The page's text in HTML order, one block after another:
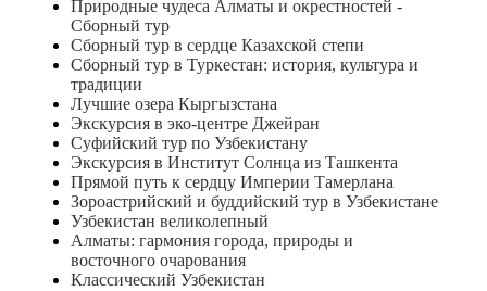
Природные чудеса Алматы и окрестностей -
Сборный тур
Сборный тур в сердце Казахской степи
Сборный тур в Туркестан: история, культура и
традиции
Лучшие озера Кыргызстана
Экскурсия в эко-центре Джейран
Суфийский тур по Узбекистану
Экскурсия в Институт Солнца из Ташкента
Прямой путь к сердцу Империи Тамерлана
Зороастрийский и буддийский тур в Узбекистане
Узбекистан великолепный
Алматы: гармония города, природы и
восточного очарования
Классический Узбекистан